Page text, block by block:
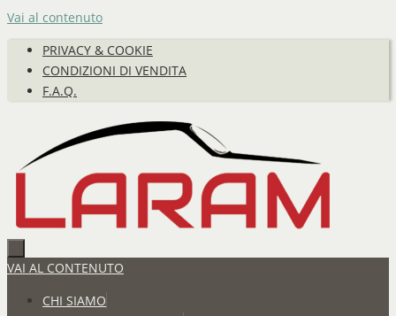
Vai al contenuto
PRIVACY & COOKIE
CONDIZIONI DI VENDITA
F.A.Q.
VAI AL CONTENUTO
CHI SIAMO